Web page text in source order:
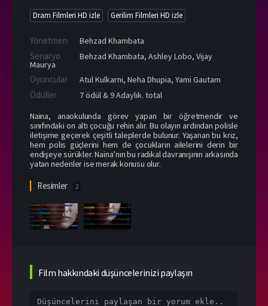
Dram Filmleri HD izle Gerilim Filmleri HD izle
Yönetmen Behzad Khambata
Senaryo Behzad Khambata, Ashley Lobo, Vijay
Maurya
Oyuncular Atul Kulkarni, Neha Dhupia, Yami Gautam
Ödüller
7 ödül & 9 Adaylık. total
Naina, anaokulunda görev yapan bir öğretmendir ve
sınıfındaki on altı çocuğu rehin alır. Bu olayın ardından polisle
iletişime geçerek çeşitli taleplerde bulunur. Yaşanan bu kriz,
hem polis güçlerini hem de çocukların ailelerini derin bir
endişeye sürükler. Naina’nın bu radikal davranışının arkasında
yatan nedenler ise merak konusu olur.
Resimler 2
Film hakkındaki düşüncelerinizi paylaşın